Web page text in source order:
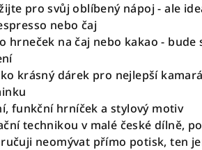
pro svůj oblíbený nápoj - ale
nebo čaj
hrneček na čaj nebo kakao - bude
krásný dárek pro nejlepší
funkční hrníček a stylový motiv
technikou v malé české dílně,
neomývat přímo potisk, ten